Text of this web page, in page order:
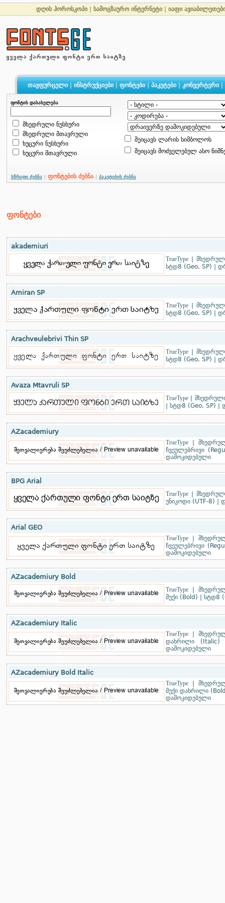
დღის ჰოროსკოპი სამოგზაურო ინტერნეტი იაფი
თავფურცელი| ინსტრუქციები| ფონტები| პაკეტები| კონვერტერი|
ფონტის დასახელება
მხედრული ნუსხური
მხედრული მთავრული
ხუცური ნუსხური
ხუცური მთავრული
შეიცავს ლარის სიმბოლოს
შეიცავს მოძველებულ ასო
სწრაფი ძებნა ფონტების ძებნა პაკეტების ძებნა
ფონტები
akademiuri
TrueType|
სტდ8 (Geo, SP)
Amiran SP
TrueType|
სტდ8 (Geo, SP)
Arachveulebrivi Thin SP
TrueType|
სტდ8 (Geo, SP)
Avaza Mtavruli SP
TrueType|
სტდ8 (Geo, SP)
AZacademiury
TrueType|
ჩვეულებრივი
დამოკიდებული
BPG Arial
TrueType|
უნიკოდი (UTF-8)
Arial GEO
TrueType|
ჩვეულებრივი
დამოკიდებული
AZacademiury Bold
TrueType|
მუქი (Bold)
სტდ8
AZacademiury Italic
TrueType|
დახრილი (Italic)
დამოკიდებული
AZacademiury Bold Italic
TrueType|
მუქი დახრილი
დამოკიდებული